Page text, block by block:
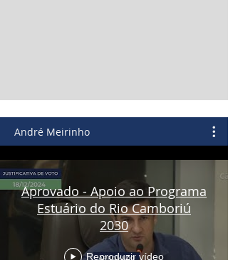
André Meirinho
Aprovado - Apoio ao Programa
Estuário do Rio Camboriú
2030
Reproduzir vídeo